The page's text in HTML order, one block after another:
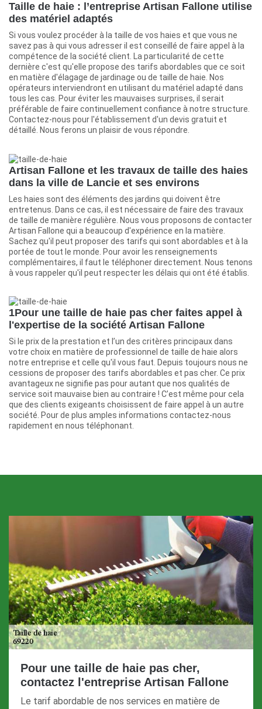
Taille de haie : l’entreprise Artisan Fallone utilise
des matériel adaptés
Si vous voulez procéder à la taille de vos haies et que vous ne
savez pas à qui vous adresser il est conseillé de faire appel à la
compétence de la société client. La particularité de cette
dernière c'est qu'elle propose des tarifs abordables que ce soit
en matière d'élagage de jardinage ou de taille de haie. Nos
opérateurs interviendront en utilisant du matériel adapté dans
tous les cas. Pour éviter les mauvaises surprises, il serait
préférable de faire continuellement confiance à notre structure.
Contactez-nous pour l'établissement d'un devis gratuit et
détaillé. Nous ferons un plaisir de vous répondre.
Artisan Fallone et les travaux de taille des haies
dans la ville de Lancie et ses environs
Les haies sont des éléments des jardins qui doivent être
entretenus. Dans ce cas, il est nécessaire de faire des travaux
de taille de manière régulière. Nous vous proposons de contacter
Artisan Fallone qui a beaucoup d'expérience en la matière.
Sachez qu'il peut proposer des tarifs qui sont abordables et à la
portée de tout le monde. Pour avoir les renseignements
complémentaires, il faut le téléphoner directement. Nous tenons
à vous rappeler qu'il peut respecter les délais qui ont été établis.
1Pour une taille de haie pas cher faites appel à
l'expertise de la société Artisan Fallone
Si le prix de la prestation et l’un des critères principaux dans
votre choix en matière de professionnel de taille de haie alors
notre entreprise et celle qu'il vous faut. Depuis toujours nous ne
cessions de proposer des tarifs abordables et pas cher. Ce prix
avantageux ne signifie pas pour autant que nos qualités de
service soit mauvaise bien au contraire ! C’est même pour cela
que des clients exigeants choisissent de faire appel à un autre
société. Pour de plus amples informations contactez-nous
rapidement en nous téléphonant.
Pour une taille de haie pas cher,
contactez l'entreprise Artisan Fallone
Le tarif abordable de nos services en matière de